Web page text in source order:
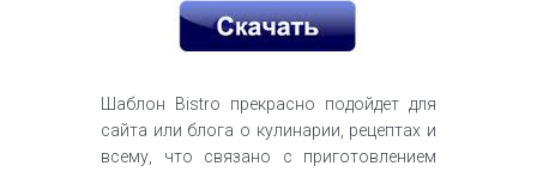
Шаблон Bistro прекрасно подойдет для
сайта или блога о кулинарии, рецептах и
всему, что связано с приготовлением